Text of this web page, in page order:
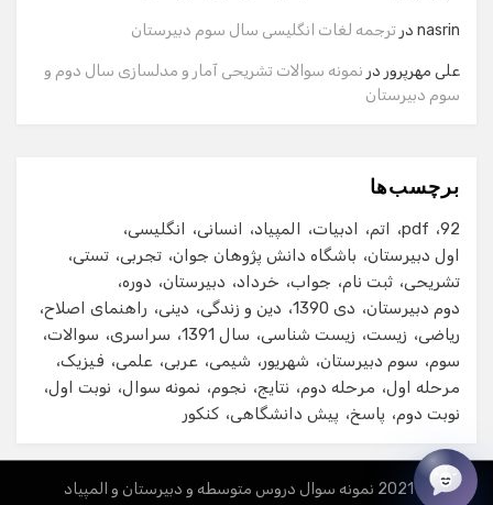
nasrin در ترجمه لغات انگلیسی سال سوم دبیرستان
علی مهرپرور در نمونه سوالات تشریحی آمار و مدلسازی سال دوم و
سوم دبیرستان
برچسب‌ها
92
pdf اتم ادبیات المپیاد انسانی
انگلیسی
اول دبیرستان
باشگاه دانش پژوهان جوان تجربی تستی
تشریحی ثبت نام جواب خرداد دبیرستان
دوره
دوم دبیرستان
دی 1390 دین و زندگی دینی
راهنمای اصلاح
ریاضی
زیست زیست شناسی سال 1391 سراسری
سوالات
سوم
سوم دبیرستان شهریور شیمی عربی علمی
فیزیک
مرحله اول
مرحله دوم نتایج نجوم نمونه سوال
نوبت اول
نوبت دوم
پاسخ پیش دانشگاهی کنکور
© 2021 نمونه سوال دروس متوسطه و دبیرستان و المپیاد
ایمیل